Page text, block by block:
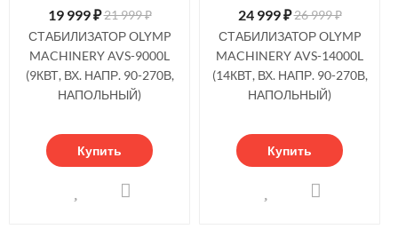
19 999₽21 999 ₽
СТАБИЛИЗАТОР OLYMP
MACHINERY AVS-9000L
(9КВТ, ВХ. НАПР. 90-270В,
НАПОЛЬНЫЙ)
Купить
24 999₽26 999 ₽
СТАБИЛИЗАТОР OLYMP
MACHINERY AVS-14000L
(14КВТ, ВХ. НАПР. 90-270В,
НАПОЛЬНЫЙ)
Купить